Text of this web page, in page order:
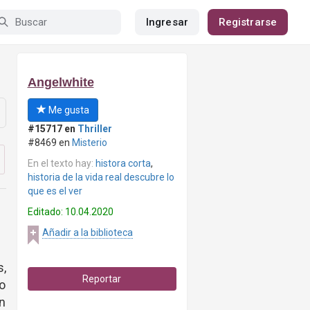
Ingresar Registrarse
Angelwhite
Me gusta
#15717 en Thriller
#8469 en Misterio
En el texto hay: histora corta,
historia de la vida real descubre lo
que es el ver
Editado: 10.04.2020
Añadir a la biblioteca
Reportar